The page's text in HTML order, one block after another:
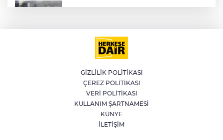
LGS yerleştirme sonuçları açıklandı
WhatsApp grup sohbetleri için yeni
özellikler yayınlandı
AK Parti Meclis'te Çerçeve Yasa için
GİZLİLİK POLİTİKASI
ÇEREZ POLİTİKASI
VERİ POLİTİKASI
KULLANIM ŞARTNAMESİ
KÜNYE
İLETİŞİM